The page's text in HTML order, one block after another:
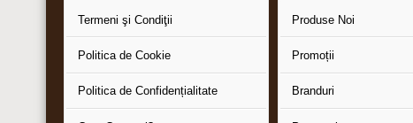
Termeni şi Condiţii
Politica de Cookie
Politica de Confidențialitate
Produse Noi
Promoții
Branduri